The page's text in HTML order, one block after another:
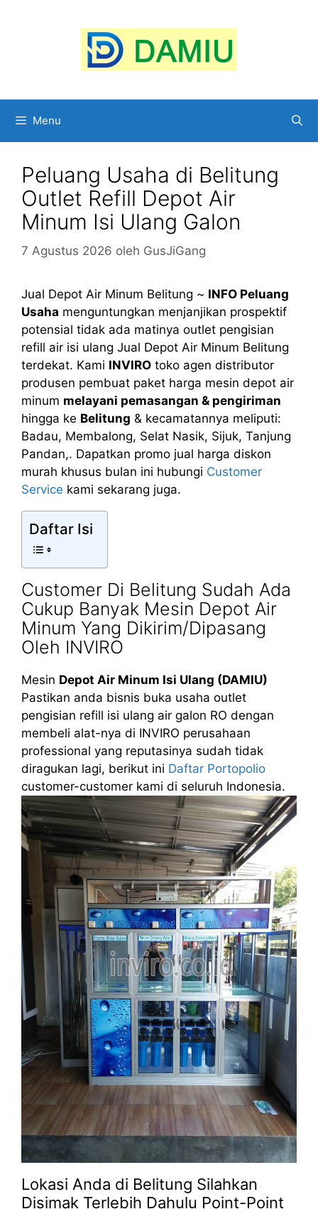
Menu
Peluang Usaha di Belitung
Outlet Refill Depot Air
Minum Isi Ulang Galon
7 Agustus 2026 oleh GusJiGang
Jual Depot Air Minum Belitung ~ INFO Peluang
Usaha menguntungkan menjanjikan prospektif
potensial tidak ada matinya outlet pengisian
refill air isi ulang Jual Depot Air Minum Belitung
terdekat. Kami INVIRO toko agen distributor
produsen pembuat paket harga mesin depot air
minum melayani pemasangan & pengiriman
hingga ke Belitung & kecamatannya meliputi:
Badau, Membalong, Selat Nasik, Sijuk, Tanjung
Pandan,. Dapatkan promo jual harga diskon
murah khusus bulan ini hubungi Customer
Service kami sekarang juga.
Daftar Isi
Customer Di Belitung Sudah Ada
Cukup Banyak Mesin Depot Air
Minum Yang Dikirim/Dipasang
Oleh INVIRO
Mesin Depot Air Minum Isi Ulang (DAMIU)
Pastikan anda bisnis buka usaha outlet
pengisian refill isi ulang air galon RO dengan
membeli alat-nya di INVIRO perusahaan
professional yang reputasinya sudah tidak
diragukan lagi, berikut ini Daftar Portopolio
customer-customer kami di seluruh Indonesia.
Lokasi Anda di Belitung Silahkan
Disimak Terlebih Dahulu Point-Point